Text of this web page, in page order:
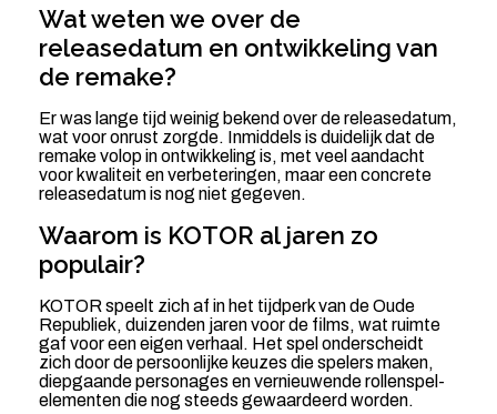
Wat weten we over de
releasedatum en ontwikkeling van
de remake?
Er was lange tijd weinig bekend over de releasedatum,
wat voor onrust zorgde. Inmiddels is duidelijk dat de
remake volop in ontwikkeling is, met veel aandacht
voor kwaliteit en verbeteringen, maar een concrete
releasedatum is nog niet gegeven.
Waarom is KOTOR al jaren zo
populair?
KOTOR speelt zich af in het tijdperk van de Oude
Republiek, duizenden jaren voor de films, wat ruimte
gaf voor een eigen verhaal. Het spel onderscheidt
zich door de persoonlijke keuzes die spelers maken,
diepgaande personages en vernieuwende rollenspel-
elementen die nog steeds gewaardeerd worden.